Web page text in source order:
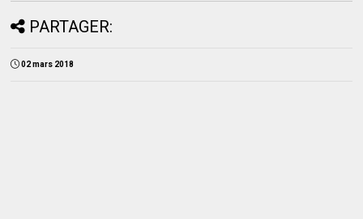
PARTAGER:
02 mars 2018